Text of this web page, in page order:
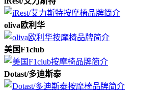
oliva欧利华
美国F1club
Dotast/多迪斯泰